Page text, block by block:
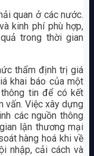
quan ở các nước.
kinh phí phù hợp,
trong thời gian
thẩm định trị giá
khai báo của một
tin để có kết
vấn. Việc xây dựng
các nguồn thông
lận thương mại
hàng hoá khi về
nhập, cải cách và